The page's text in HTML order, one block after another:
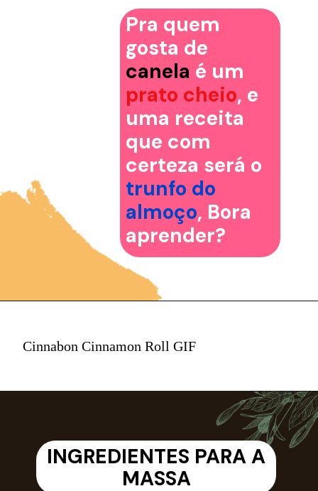
Pra quem
gosta de
canela é um
prato cheio, e
uma receita
que com
certeza será o
trunfo do
almoço, Bora
aprender?
Cinnabon Cinnamon Roll GIF
INGREDIENTES PARA A
MASSA